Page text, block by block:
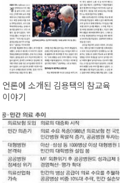
언론에 소개된 김용택의 참교육
이야기